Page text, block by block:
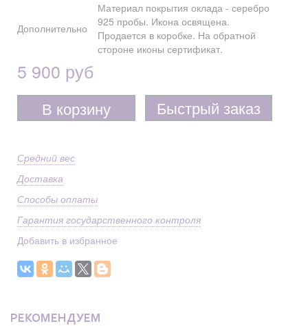
Дополнительно
Материал покрытия оклада - серебро
925 пробы. Икона освящена.
Продается в коробке. На обратной
стороне иконы сертификат.
5 900 руб
В корзину Быстрый заказ
Средний вес
Доставка
Способы оплаты
Гарантия государственного контроля
Добавить в избранное
РЕКОМЕНДУЕМ